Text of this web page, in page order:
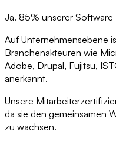
Ja. 85% unserer
Auf Unternehmensebene
Branchenakteuren wie
Adobe, Drupal, Fujitsu,
anerkannt.
Unsere
da sie den gemeinsamen
zu wachsen.